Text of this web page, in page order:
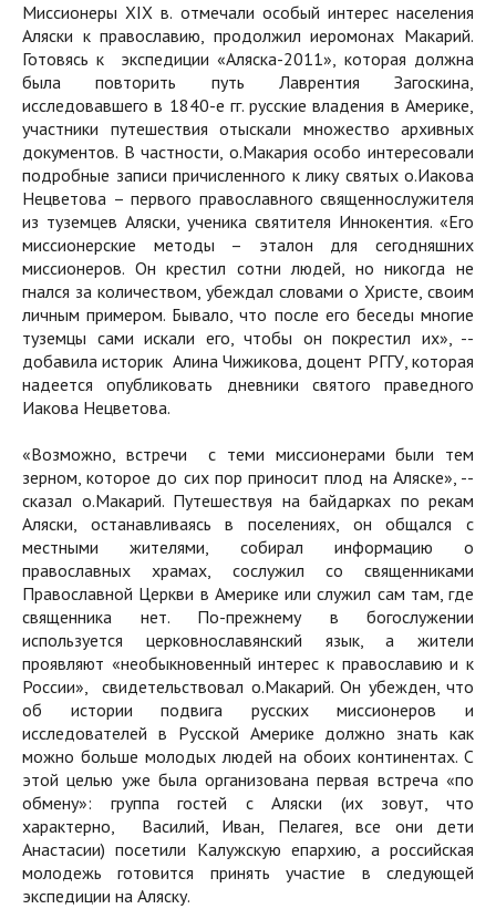
Миссионеры XIX в. отмечали особый интерес населения
Аляски к православию, продолжил иеромонах Макарий.
Готовясь к экспедиции «Аляска-2011», которая должна
была повторить путь Лаврентия Загоскина,
исследовавшего в 1840-е гг. русские владения в Америке,
участники путешествия отыскали множество архивных
документов. В частности, о.Макария особо интересовали
подробные записи причисленного к лику святых о.Иакова
Нецветова – первого православного священнослужителя
из туземцев Аляски, ученика святителя Иннокентия. «Его
миссионерские методы – эталон для сегодняшних
миссионеров. Он крестил сотни людей, но никогда не
гнался за количеством, убеждал словами о Христе, своим
личным примером. Бывало, что после его беседы многие
туземцы сами искали его, чтобы он покрестил их», --
добавила историк Алина Чижикова, доцент РГГУ, которая
надеется опубликовать дневники святого праведного
Иакова Нецветова.
«Возможно, встречи с теми миссионерами были тем
зерном, которое до сих пор приносит плод на Аляске», --
сказал о.Макарий. Путешествуя на байдарках по рекам
Аляски, останавливаясь в поселениях, он общался с
местными жителями, собирал информацию о
православных храмах, сослужил со священниками
Православной Церкви в Америке или служил сам там, где
священника нет. По-прежнему в богослужении
используется церковнославянский язык, а жители
проявляют «необыкновенный интерес к православию и к
России», свидетельствовал о.Макарий. Он убежден, что
об истории подвига русских миссионеров и
исследователей в Русской Америке должно знать как
можно больше молодых людей на обоих континентах. С
этой целью уже была организована первая встреча «по
обмену»: группа гостей с Аляски (их зовут, что
характерно, Василий, Иван, Пелагея, все они дети
Анастасии) посетили Калужскую епархию, а российская
молодежь готовится принять участие в следующей
экспедиции на Аляску.